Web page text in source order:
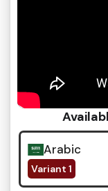
Arabic
Variant 1